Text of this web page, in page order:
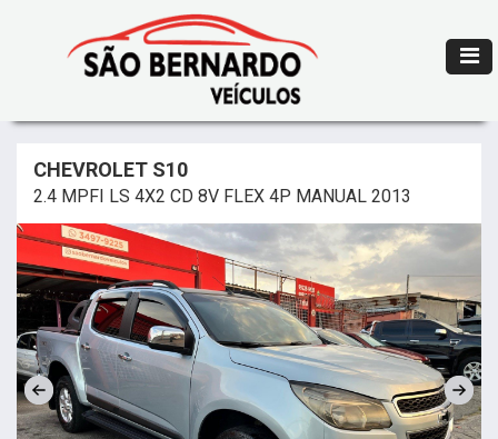
CHEVROLET S10
2.4 MPFI LS 4X2 CD 8V FLEX 4P MANUAL 2013